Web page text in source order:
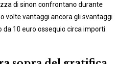
di sinon confrontano durante
volte vantaggi ancora gli svantaggi
10 euro ossequio circa importi